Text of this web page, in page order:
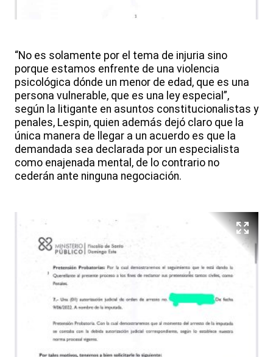
“No es solamente por el tema de injuria sino
porque estamos enfrente de una violencia
psicológica dónde un menor de edad, que es una
persona vulnerable, que es una ley especial”,
según la litigante en asuntos constitucionalistas y
penales, Lespin, quien además dejó claro que la
única manera de llegar a un acuerdo es que la
demandada sea declarada por un especialista
como enajenada mental, de lo contrario no
cederán ante ninguna negociación.